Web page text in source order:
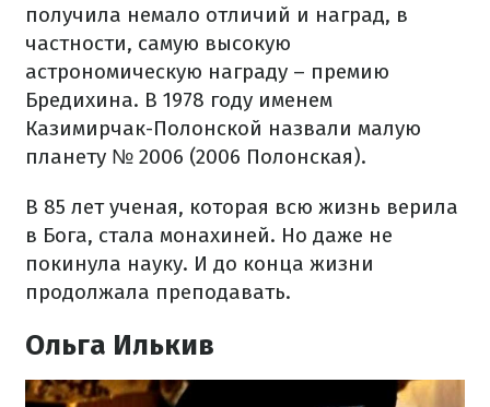
получила немало отличий и наград, в
частности, самую высокую
астрономическую награду – премию
Бредихина. В 1978 году именем
Казимирчак-Полонской назвали малую
планету № 2006 (2006 Полонская).
В 85 лет ученая, которая всю жизнь верила
в Бога, стала монахиней. Но даже не
покинула науку. И до конца жизни
продолжала преподавать.
Ольга Илькив